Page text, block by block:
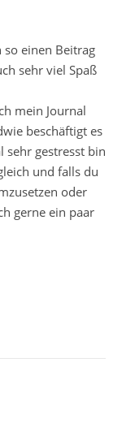
einen Beitrag
sehr viel Spaß
mein Journal
beschäftigt es
sehr gestresst bin
und falls du
oder
gerne ein paar